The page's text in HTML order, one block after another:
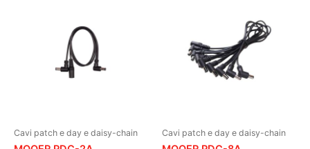
Cavi patch e day e daisy-chain Cavi patch e day e daisy-chain